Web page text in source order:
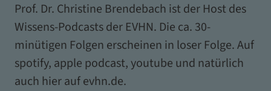
Prof. Dr. Christine Brendebach ist der Host des
Wissens-Podcasts der EVHN. Die ca. 30-
minütigen Folgen erscheinen in loser Folge. Auf
spotify, apple podcast, youtube und natürlich
auch hier auf evhn.de.